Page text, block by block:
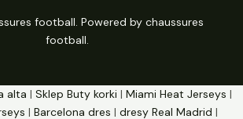
football. Powered by chaussures
football.
alta | Sklep Buty korki | Miami Heat Jerseys |
| Barcelona dres | dresy Real Madrid |